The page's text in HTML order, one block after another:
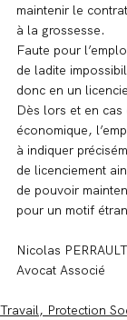
maintenir le
à la grossesse.
Faute pour
de ladite
donc en un
Dès lors et en cas
économique,
à indiquer
de licenciement
de pouvoir
pour un motif
Nicolas PERRAULT
Avocat Associé
Travail, Protection